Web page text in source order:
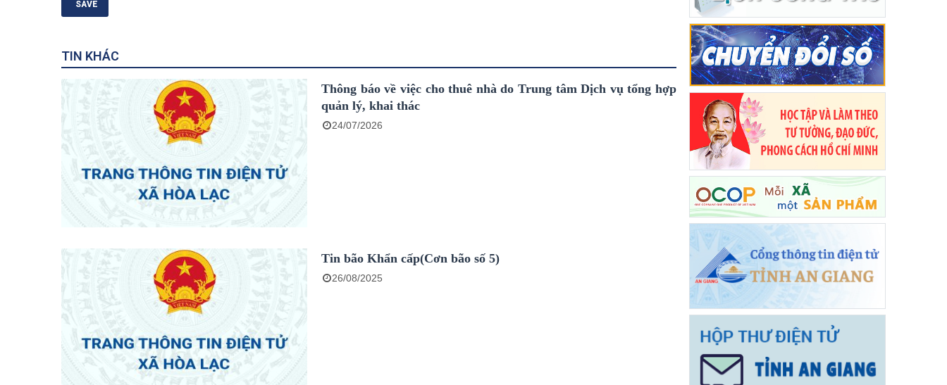
TIN KHÁC
Thông báo về việc cho thuê nhà do Trung tâm Dịch vụ tổng hợp
quản lý, khai thác
24/07/2026
Tin bão Khẩn cấp(Cơn bão số 5)
26/08/2025